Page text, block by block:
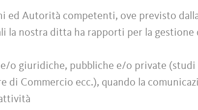
ed Autorità competenti, ove previsto
la nostra ditta ha rapporti per la
o giuridiche, pubbliche e/o private (studi
di Commercio ecc.), quando la